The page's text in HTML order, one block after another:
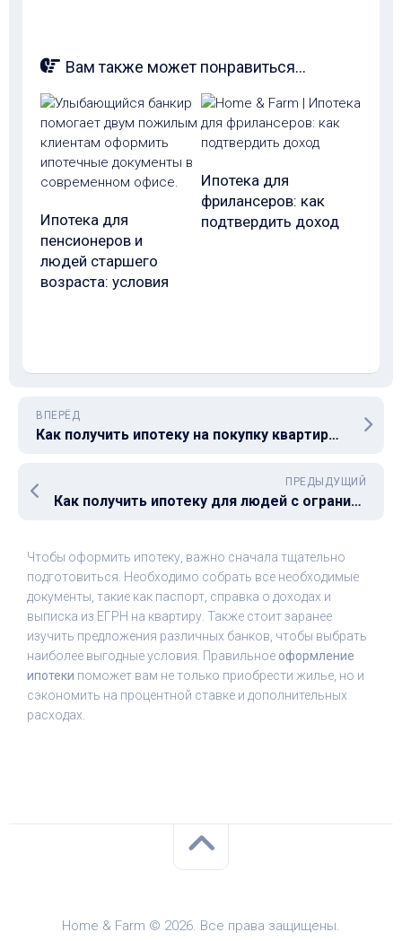
Вам также может понравиться...
Ипотека для
пенсионеров и
людей старшего
возраста: условия
Ипотека для
фрилансеров: как
подтвердить доход
ВПЕРЁД
Как получить ипотеку на покупку квартиры с юридическими проблемами: что нужно учесть при оформлении
ПРЕДЫДУЩИЙ
Как получить ипотеку для людей с ограниченными возможностями: условия и требования
Чтобы оформить ипотеку, важно сначала тщательно
подготовиться. Необходимо собрать все необходимые
документы, такие как паспорт, справка о доходах и
выписка из ЕГРН на квартиру. Также стоит заранее
изучить предложения различных банков, чтобы выбрать
наиболее выгодные условия. Правильное оформление
ипотеки поможет вам не только приобрести жилье, но и
сэкономить на процентной ставке и дополнительных
расходах.
Home & Farm © 2026. Все права защищены.